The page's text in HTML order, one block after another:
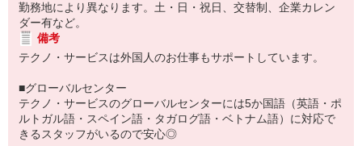
勤務地により異なります。土・日・祝日、交替制、企業カレン
ダー有など。
備考
テクノ・サービスは外国人のお仕事もサポートしています。
■グローバルセンター
テクノ・サービスのグローバルセンターには5か国語（英語・ポ
ルトガル語・スペイン語・タガログ語・ベトナム語）に対応で
きるスタッフがいるので安心◎